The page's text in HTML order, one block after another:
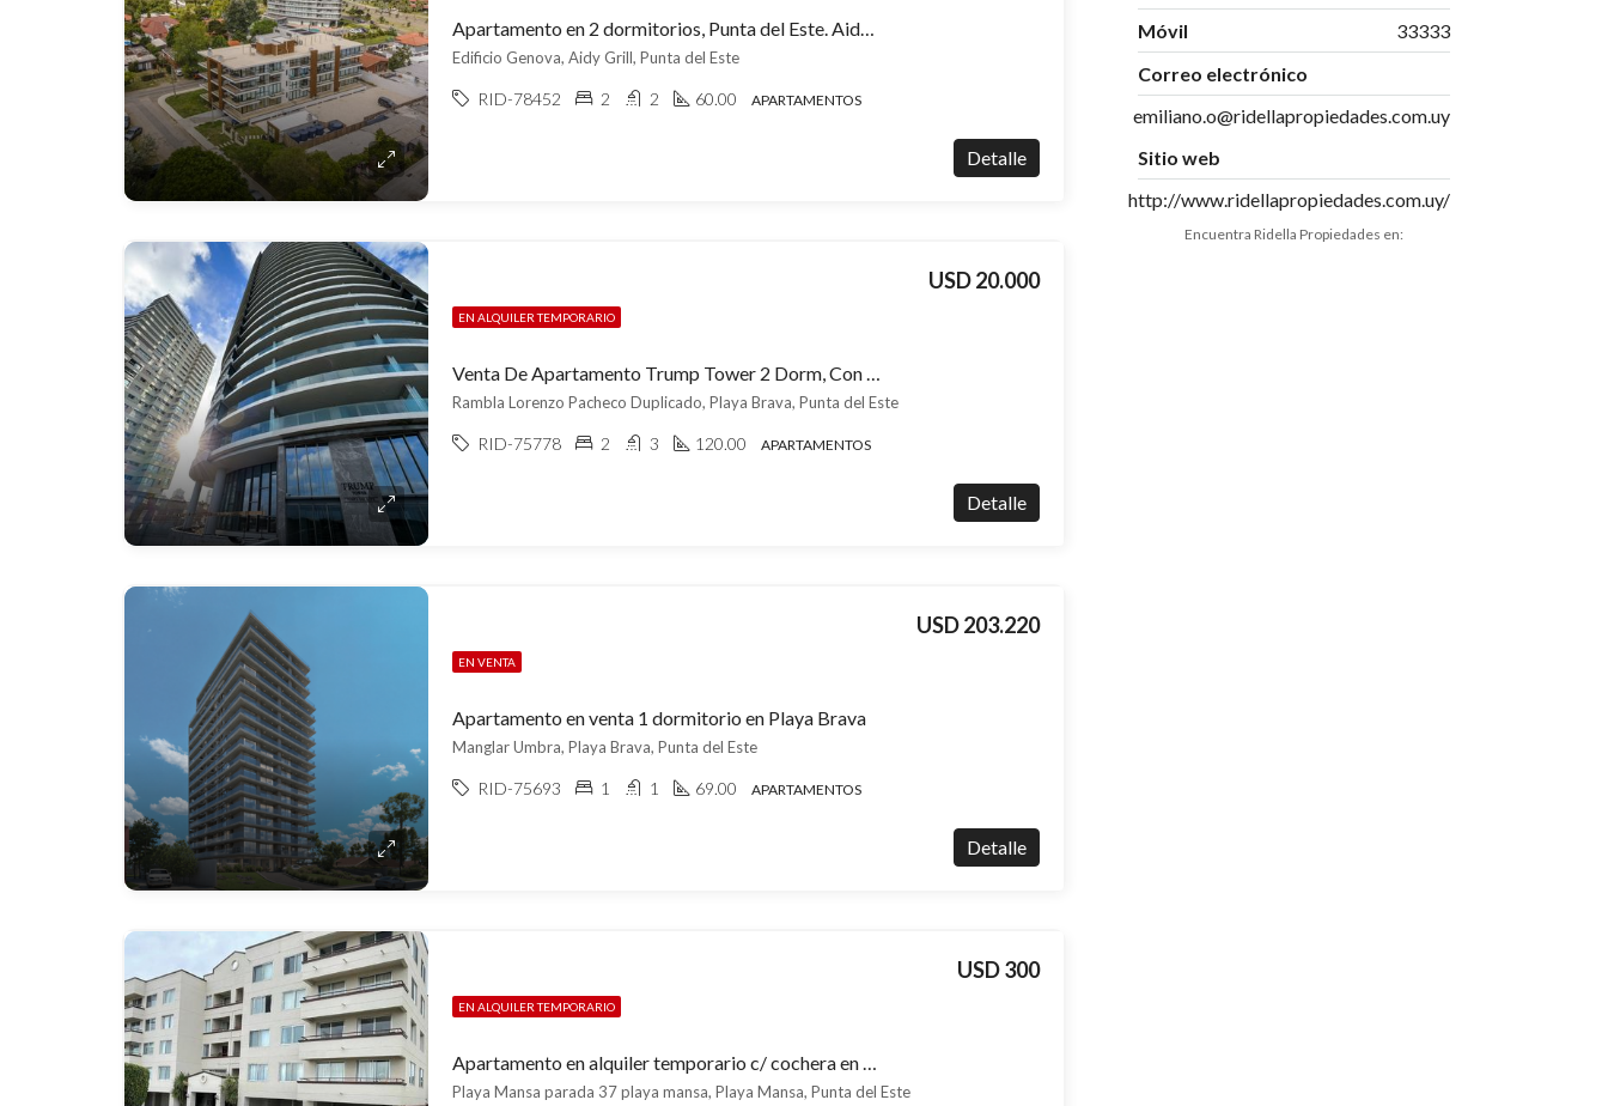
Apartamento en 2 dormitorios, Punta del Este. Aidy Grill
Edificio Genova, Aidy Grill, Punta del Este
RID-78452 2 2 60.00 APARTAMENTOS
Detalle
EN ALQUILER TEMPORARIO
Venta De Apartamento Trump Tower 2 Dorm, Con Financiación Propia, Vista Al Mar
USD 20.000
Rambla Lorenzo Pacheco Duplicado, Playa Brava, Punta del Este
RID-75778 2 3 120.00 APARTAMENTOS
Detalle
EN VENTA
Apartamento en venta 1 dormitorio en Playa Brava
USD 203.220
Manglar Umbra, Playa Brava, Punta del Este
RID-75693 1 1 69.00 APARTAMENTOS
Detalle
EN ALQUILER TEMPORARIO
Apartamento en alquiler temporario c/ cochera en Playa Mansa
USD 300
Playa Mansa parada 37 playa mansa, Playa Mansa, Punta del Este
Móvil
33333
Correo electrónico
emiliano.o@ridellapropiedades.com.uy
Sitio web
http://www.ridellapropiedades.com.uy/
Encuentra Ridella Propiedades en: